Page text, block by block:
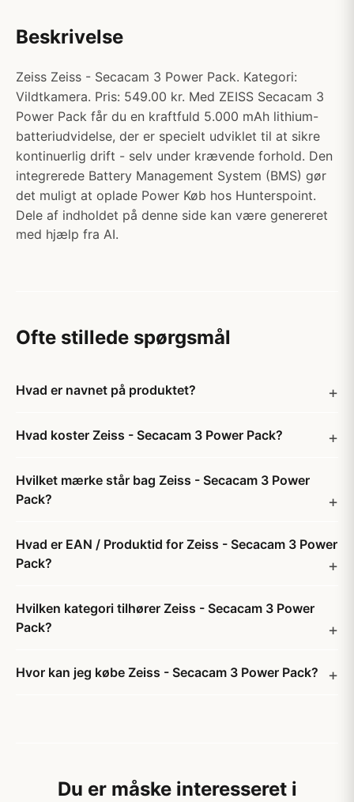
Beskrivelse
Zeiss Zeiss - Secacam 3 Power Pack. Kategori:
Vildtkamera. Pris: 549.00 kr. Med ZEISS Secacam 3
Power Pack får du en kraftfuld 5.000 mAh lithium-
batteriudvidelse, der er specielt udviklet til at sikre
kontinuerlig drift - selv under krævende forhold. Den
integrerede Battery Management System (BMS) gør
det muligt at oplade Power Køb hos Hunterspoint.
Dele af indholdet på denne side kan være genereret
med hjælp fra AI.
Ofte stillede spørgsmål
Hvad er navnet på produktet?
Hvad koster Zeiss - Secacam 3 Power Pack?
Hvilket mærke står bag Zeiss - Secacam 3 Power
Pack?
Hvad er EAN / Produktid for Zeiss - Secacam 3 Power
Pack?
Hvilken kategori tilhører Zeiss - Secacam 3 Power
Pack?
Hvor kan jeg købe Zeiss - Secacam 3 Power Pack?
Du er måske interesseret i